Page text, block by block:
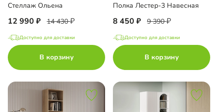
Стеллаж Ольена
12 990 14 430
Доступно для доставки
В корзину
Полка Лестер-3 Навесная
8 450 9 390
Доступно для доставки
В корзину